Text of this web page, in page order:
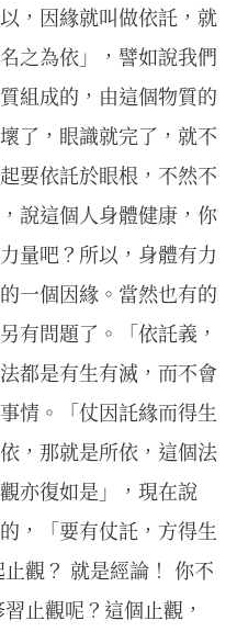
，因緣就叫做依託，就
之為依」，譬如說我們
組成的，由這個物質的
了，眼識就完了，就不
要依託於眼根，不然不
說這個人身體健康，你
量吧？所以，身體有力
一個因緣。當然也有的
有問題了。「依託義，
都是有生有滅，而不會
情。「仗因託緣而得生
，那就是所依，這個法
亦復如是」，現在說
，「要有仗託，方得生
觀？ 就是經論！ 你不
止觀呢？這個止觀，